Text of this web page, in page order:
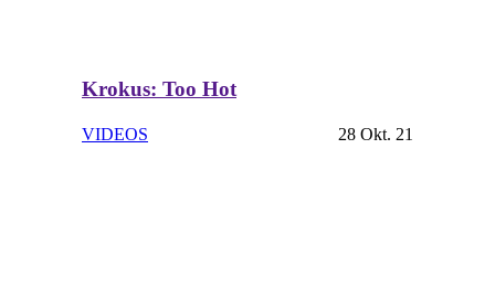
Krokus: Too Hot
VIDEOS 28 Okt. 21